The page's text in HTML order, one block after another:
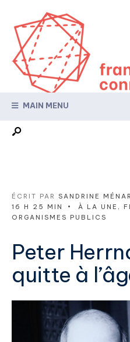
MAIN MENU
ÉCRIT PAR SANDRINE
16 H 25 MIN
• À LA UNE ,
ORGANISMES PUBLICS
Peter
quitte à